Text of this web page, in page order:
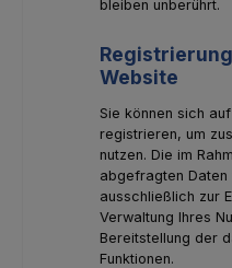
bleiben unberührt.
Website
Sie können sich
registrieren, um
nutzen. Die im
abgefragten
ausschließlich zur
Verwaltung Ihres
Bereitstellung der
Funktionen.